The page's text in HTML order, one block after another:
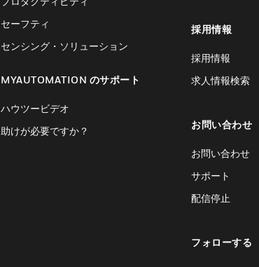
セーフティ
センシング・ソリューション
MYAUTOMATION のサポート
ハウツービデオ
助けが必要ですか？
採用情報
採用情報
求人情報検索
お問い合わせ
お問い合わせ
サポート
配信停止
フォローする